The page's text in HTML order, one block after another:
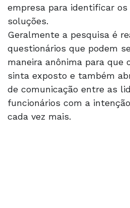
empresa para identificar
soluções.
Geralmente a pesquisa é
questionários que podem
maneira anônima para que
sinta exposto e também
de comunicação entre as
funcionários com a
cada vez mais.